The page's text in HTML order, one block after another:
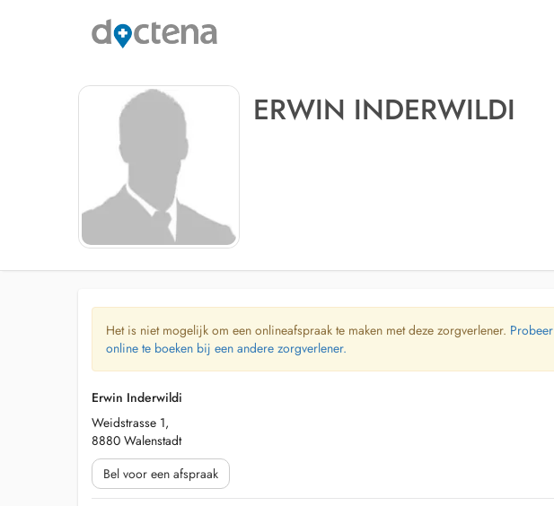
ERWIN INDERWILDI
Het is niet mogelijk om een onlineafspraak te maken met deze zorgverlener. Probeer
online te boeken bij een andere zorgverlener.
Erwin Inderwildi
Weidstrasse 1,
8880 Walenstadt
Bel voor een afspraak